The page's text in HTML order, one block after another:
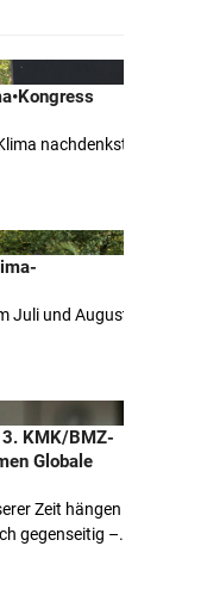
nachdenkst?
Juli und August
KMK/BMZ-
Globale
Zeit hängen
gegenseitig –…